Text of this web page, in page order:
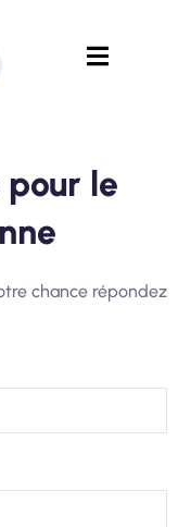
pour le
chance répondez